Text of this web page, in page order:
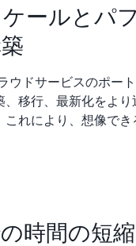
ールとパ
ウドサービスのポー
、移行、最新化をよ
れにより、想像で
時間の短縮